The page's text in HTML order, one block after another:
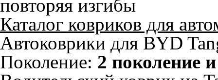
повторяя изгибы
Каталог ковриков для
Автоковрики для BYD
Поколение: 2 поколение